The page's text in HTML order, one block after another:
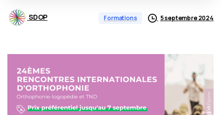
SDOP Formations 5 septembre 2024